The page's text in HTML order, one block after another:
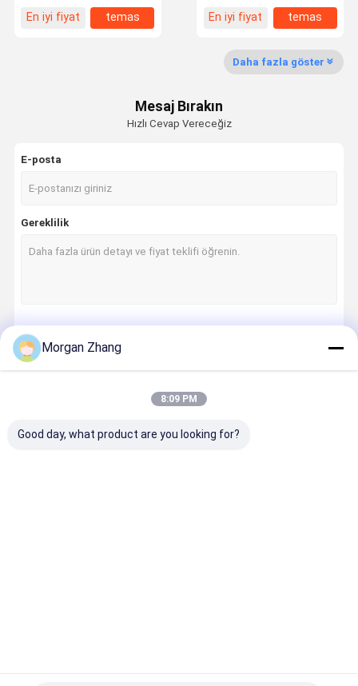
Fabrika Turu
Kalite
Teklif Et
CTP Baskı Plakaları
Dijital Mürekkep Püskürtmeli Yazıcı
Ofset Baskı Makinesi
UV Vernikleme Makinesi
Kitap Ciltleme Makinesi
En iyi fiyat
temas
En iyi fiyat
temas
Daha fazla göster
Mesaj Bırakın
Hızlı Cevap Vereceğiz
E-posta
Gereklilik
Morgan Zhang
8:09 PM
Good day, what product are you looking for?